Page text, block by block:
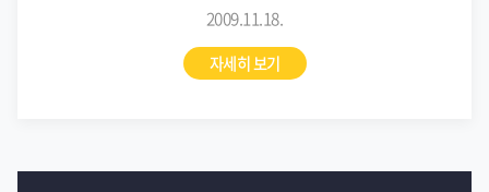
2009.11.18.
자세히 보기